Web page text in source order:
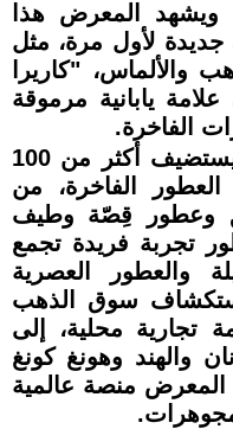
ويشهد المعرض هذا
جديدة لأول مرة، مثل
والألماس، "كاريرا
يابانية مرموقة
الفاخرة.
أما معرض العطور العربية فيستضيف أكثر من 100
الفاخرة، من
وعطور قِصّة وطيف
تجربة فريدة تجمع
والعطور العصرية
استكشاف سوق الذهب
الذي يضم 38 علامة تجارية محلية، إلى
والهند وهونغ كونغ
المعرض منصة عالمية